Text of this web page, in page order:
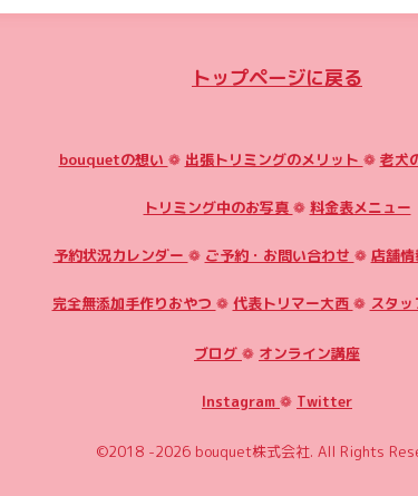
トップページに戻る
bouquetの想い ❁ 出張トリミングのメリット ❁ 老犬
トリミング中のお写真 ❁ 料金表メニュー
予約状況カレンダー ❁ ご予約・お問い合わせ ❁ 店舗
完全無添加手作りおやつ ❁ 代表トリマー大西 ❁ スタ
ブログ ❁ オンライン講座
Instagram ❁ Twitter
©2018 -2026 bouquet株式会社. All Rights